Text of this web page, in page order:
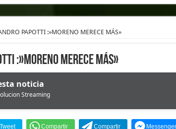
PAPOTTI :»MORENO MERECE MÁS»
:»MORENO MERECE MÁS»
noticia
Streaming